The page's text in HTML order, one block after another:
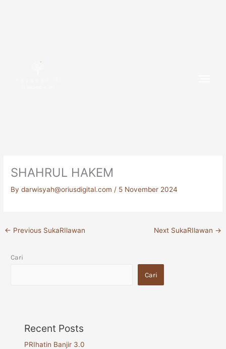
SHAHRUL HAKEM
Bydarwisyah@oriusdigital.com/ 5 November 2024
← Previous SukaRIlawan Next SukaRIlawan →
Cari
Cari
Recent Posts
PRIhatin Banjir 3.0